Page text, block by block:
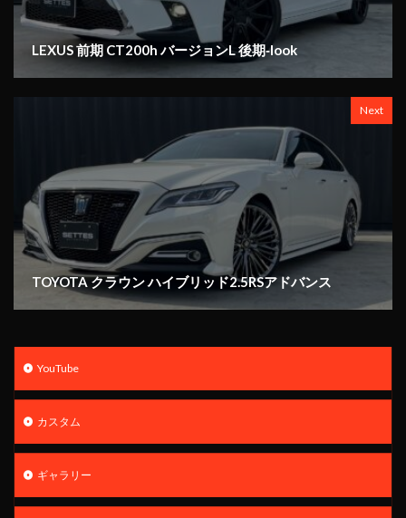
LEXUS 前期 CT200h バージョンL 後期‐look
Next
TOYOTA クラウン ハイブリッド2.5RSアドバンス
YouTube
カスタム
ギャラリー